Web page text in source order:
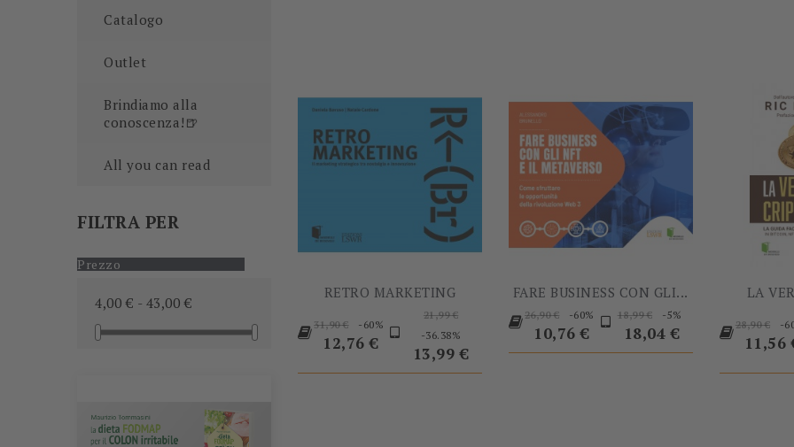
Catalogo
Outlet
Brindiamo alla
conoscenza!🍺
All you can read
FILTRA PER
Prezzo
4,00 € - 43,00 €
RETRO MARKETING
Prezzo
base
31,90 € -60%
Prezzo
12,76 €
Prezzo
base
21,99 €
-36.38%
Prezzo
13,99 €
FARE BUSINESS CON GLI...
Prezzo
base
26,90 € -60%
Prezzo
10,76 €
Prezzo
base
18,99 € -5%
18,04 €
LA
Prezzo
base
28,90 € -
11,56